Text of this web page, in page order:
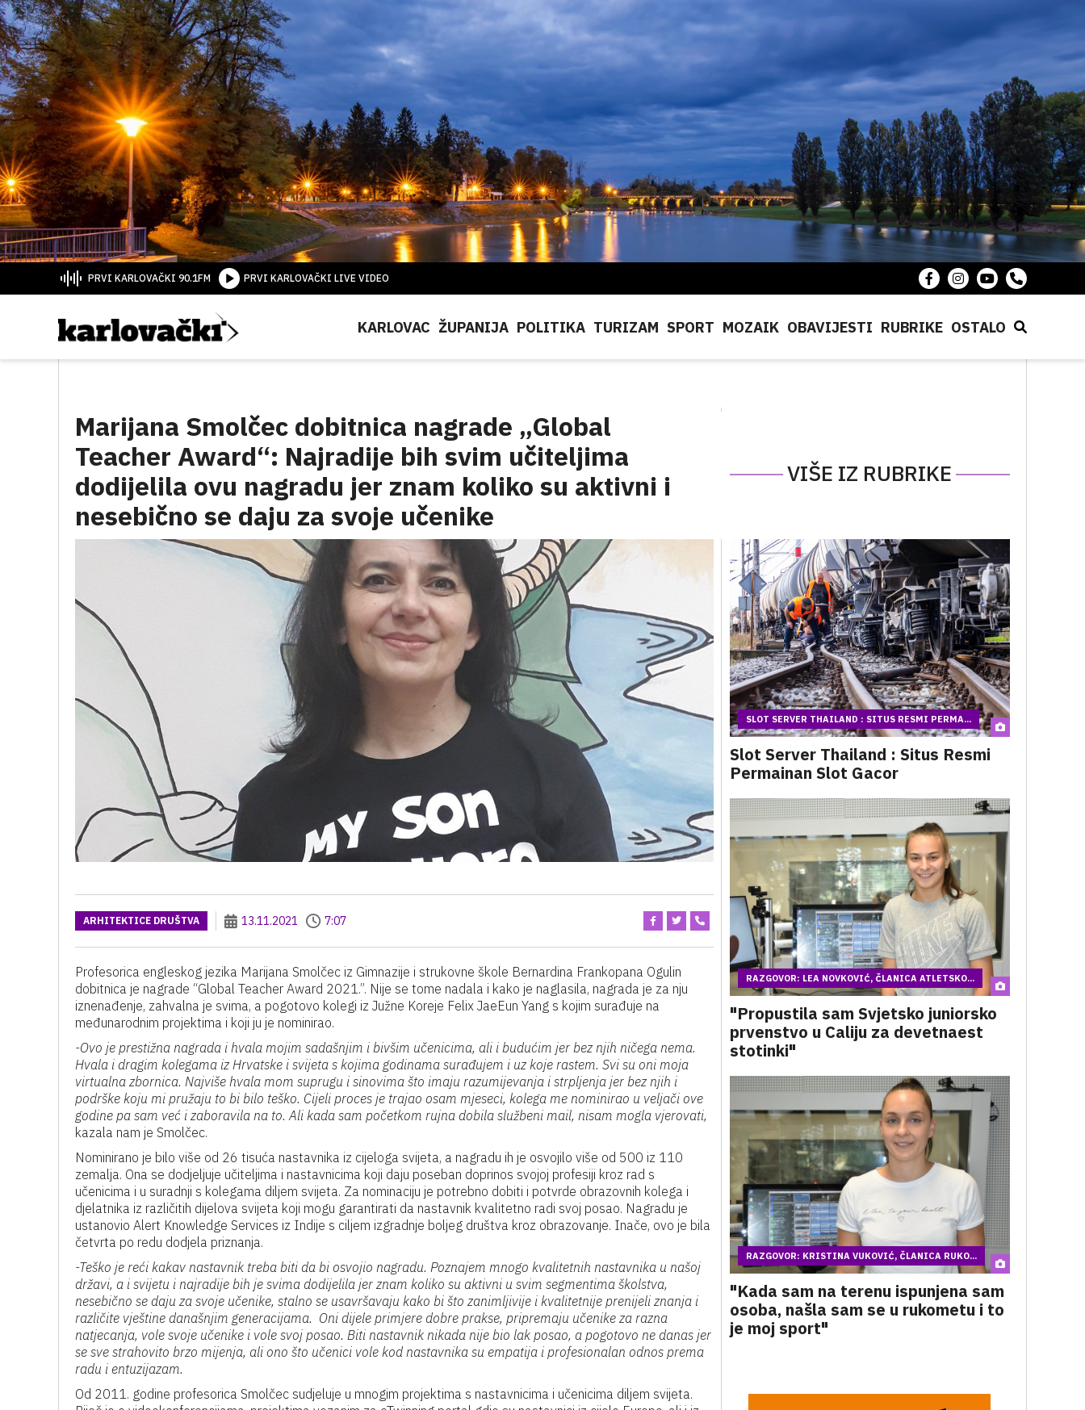
PRVI KARLOVAČKI 90.1FM PRVI KARLOVAČKI LIVE VIDEO
KARLOVAC ŽUPANIJA POLITIKA TURIZAM SPORT MOZAIK OBAVIJESTI RUBRIKE OSTALO
Marijana Smolčec dobitnica nagrade „Global
Teacher Award“: Najradije bih svim učiteljima
dodijelila ovu nagradu jer znam koliko su aktivni i
nesebično se daju za svoje učenike
VIŠE IZ RUBRIKE
ARHITEKTICE DRUŠTVA 13.11.2021 7:07
Profesorica engleskog jezika Marijana Smolčec iz Gimnazije i strukovne škole Bernardina Frankopana Ogulin
dobitnica je nagrade “Global Teacher Award 2021.”. Nije se tome nadala i kako je naglasila, nagrada je za nju
iznenađenje, zahvalna je svima, a pogotovo kolegi iz Južne Koreje Felix JaeEun Yang s kojim surađuje na
međunarodnim projektima i koji ju je nominirao.
-Ovo je prestižna nagrada i hvala mojim sadašnjim i bivšim učenicima, ali i budućim jer bez njih ničega nema.
Hvala i dragim kolegama iz Hrvatske i svijeta s kojima godinama surađujem i uz koje rastem. Svi su oni moja
virtualna zbornica. Najviše hvala mom suprugu i sinovima što imaju razumijevanja i strpljenja jer bez njih i
podrške koju mi pružaju to bi bilo teško. Cijeli proces je trajao osam mjeseci, kolega me nominirao u veljači ove
godine pa sam već i zaboravila na to. Ali kada sam početkom rujna dobila službeni mail, nisam mogla vjerovati,
kazala nam je Smolčec.
Nominirano je bilo više od 26 tisuća nastavnika iz cijeloga svijeta, a nagradu ih je osvojilo više od 500 iz 110
zemalja. Ona se dodjeljuje učiteljima i nastavnicima koji daju poseban doprinos svojoj profesiji kroz rad s
učenicima i u suradnji s kolegama diljem svijeta. Za nominaciju je potrebno dobiti i potvrde obrazovnih kolega i
djelatnika iz različitih dijelova svijeta koji mogu garantirati da nastavnik kvalitetno radi svoj posao. Nagradu je
ustanovio Alert Knowledge Services iz Indije s ciljem izgradnje boljeg društva kroz obrazovanje. Inače, ovo je bila
četvrta po redu dodjela priznanja.
-Teško je reći kakav nastavnik treba biti da bi osvojio nagradu. Poznajem mnogo kvalitetnih nastavnika u našoj
državi, a i svijetu i najradije bih je svima dodijelila jer znam koliko su aktivni u svim segmentima školstva,
nesebično se daju za svoje učenike, stalno se usavršavaju kako bi što zanimljivije i kvalitetnije prenijeli znanja i
različite vještine današnjim generacijama. Oni dijele primjere dobre prakse, pripremaju učenike za razna
natjecanja, vole svoje učenike i vole svoj posao. Biti nastavnik nikada nije bio lak posao, a pogotovo ne danas jer
se sve strahovito brzo mijenja, ali ono što učenici vole kod nastavnika su empatija i profesionalan odnos prema
radu i entuzijazam.
Od 2011. godine profesorica Smolčec sudjeluje u mnogim projektima s nastavnicima i učenicima diljem svijeta.
SLOT SERVER THAILAND : SITUS RESMI PERMA...
Slot Server Thailand : Situs Resmi
Permainan Slot Gacor
RAZGOVOR: LEA NOVKOVIĆ, ČLANICA ATLETSKO...
"Propustila sam Svjetsko juniorsko
prvenstvo u Caliju za devetnaest
stotinki"
RAZGOVOR: KRISTINA VUKOVIĆ, ČLANICA RUKO...
"Kada sam na terenu ispunjena sam
osoba, našla sam se u rukometu i to
je moj sport"